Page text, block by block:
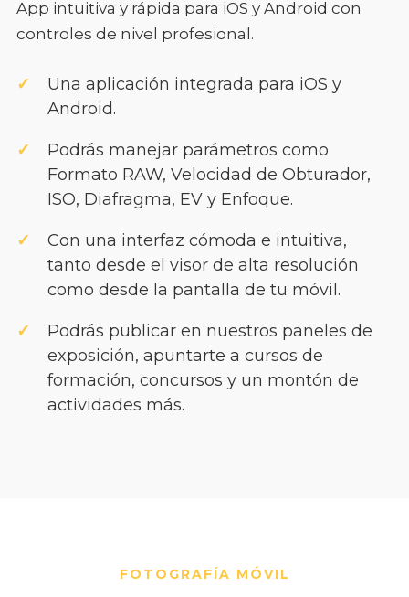
App intuitiva y rápida para iOS y Android con
controles de nivel profesional.
Una aplicación integrada para iOS y
Android.
Podrás manejar parámetros como
Formato RAW, Velocidad de Obturador,
ISO, Diafragma, EV y Enfoque.
Con una interfaz cómoda e intuitiva,
tanto desde el visor de alta resolución
como desde la pantalla de tu móvil.
Podrás publicar en nuestros paneles de
exposición, apuntarte a cursos de
formación, concursos y un montón de
actividades más.
FOTOGRAFÍA MÓVIL